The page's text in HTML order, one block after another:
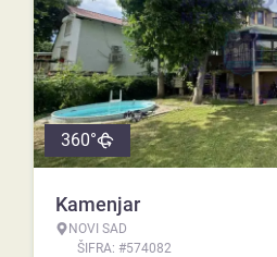
360°
Kamenjar
NOVI SAD
ŠIFRA: #574082